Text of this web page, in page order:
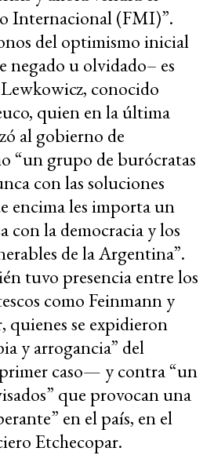
Internacional (FMI)”.
del optimismo inicial
negado u olvidado– es
conocido
quien en la última
al gobierno de
“un grupo de burócratas
con las soluciones
encima les importa un
con la democracia y los
de la Argentina”.
tuvo presencia entre los
como Feinmann y
quienes se expidieron
y arrogancia” del
caso— y contra “un
que provocan una
en el país, en el
Etchecopar.